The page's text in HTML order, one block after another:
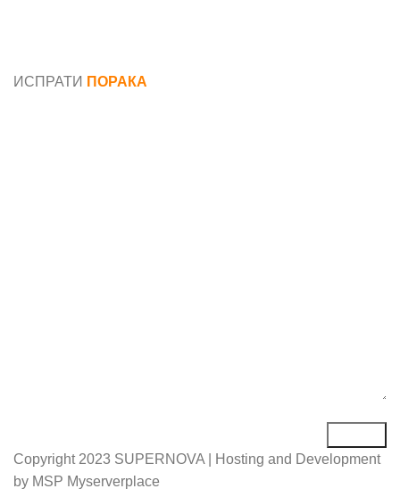
ИСПРАТИ ПОРАКА
Copyright 2023 SUPERNOVA | Hosting and Development
by MSP Myserverplace